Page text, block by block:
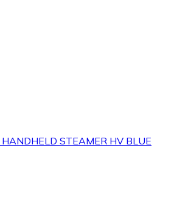
STEAMER HV BLUE